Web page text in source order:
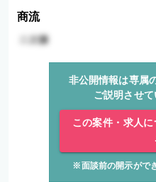
商流
非公開情報は専属
ご説明させて
この案件・求人
※面談前の開示がで